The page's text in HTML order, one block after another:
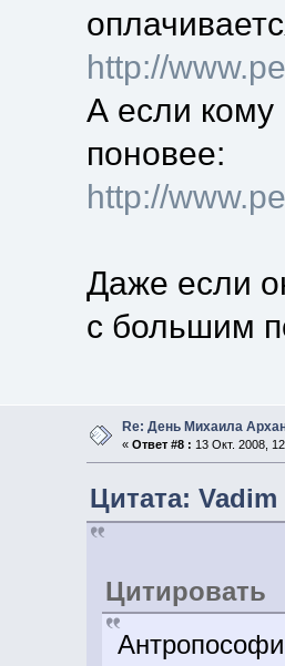
http://
А если кому
поновее:
http://
Даже если
с большим
Re: День Михаила
« Ответ #8 : 13 Окт. 2008,
Цитата: Vadim
Цитировать